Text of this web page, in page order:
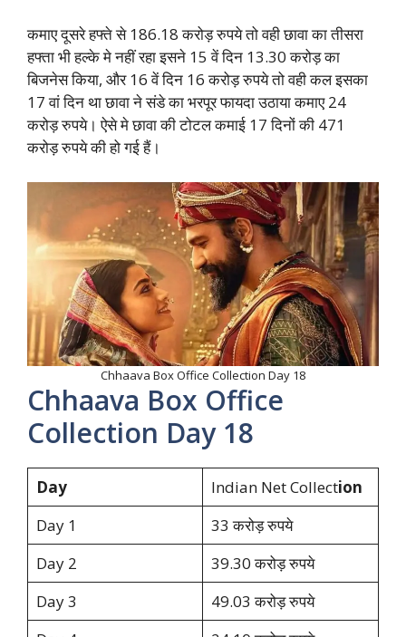
कमाए दूसरे हफ्ते से 186.18 करोड़ रुपये तो वही छावा का तीसरा
हफ्ता भी हल्के मे नहीं रहा इसने 15 वें दिन 13.30 करोड़ का
बिजनेस किया, और 16 वें दिन 16 करोड़ रुपये तो वही कल इसका
17 वां दिन था छावा ने संडे का भरपूर फायदा उठाया कमाए 24
करोड़ रुपये। ऐसे मे छावा की टोटल कमाई 17 दिनों की 471
करोड़ रुपये की हो गई हैं।
Chhaava Box Office Collection Day 18
Chhaava Box Office
Collection Day 18
Day Indian Net Collection
Day 1
33 करोड़ रुपये
Day 2
39.30 करोड़ रुपये
Day 3
49.03 करोड़ रुपये